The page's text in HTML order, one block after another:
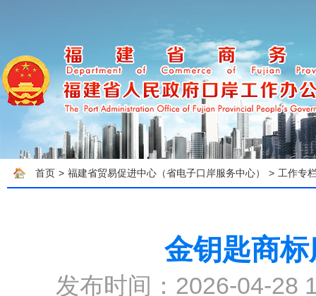
首页 > 福建省贸易促进中心（省电子口岸服务中心） > 工作专
金钥匙商
发布时间：2026-04-28